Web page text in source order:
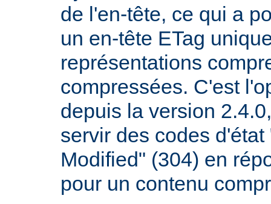
de l'en-tête, ce qui a
un en-tête ETag
représentations
compressées. C'est
depuis la version
servir des codes
Modified" (304) en
pour un contenu